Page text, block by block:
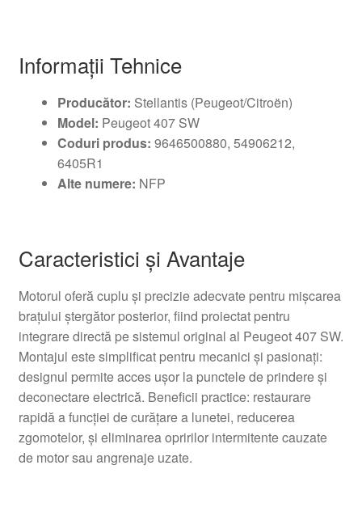
Informații Tehnice
Producător: Stellantis (Peugeot/Citroën)
Model: Peugeot 407 SW
Coduri produs: 9646500880, 54906212,
6405R1
Alte numere: NFP
Caracteristici și Avantaje
Motorul oferă cuplu și precizie adecvate pentru mișcarea
brațului ștergător posterior, fiind proiectat pentru
integrare directă pe sistemul original al Peugeot 407 SW.
Montajul este simplificat pentru mecanici și pasionați:
designul permite acces ușor la punctele de prindere și
deconectare electrică. Beneficii practice: restaurare
rapidă a funcției de curățare a lunetei, reducerea
zgomotelor, și eliminarea opririlor intermitente cauzate
de motor sau angrenaje uzate.